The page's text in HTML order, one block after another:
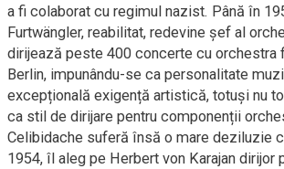
a fi colaborat cu regimul nazist. Până în
Furtwängler, reabilitat, redevine șef al
dirijează peste 400 concerte cu orchestra
Berlin, impunându-se ca personalitate
excepțională exigență artistică, totuși nu
ca stil de dirijare pentru componenții
Celibidache suferă însă o mare deziluzie
1954, îl aleg pe Herbert von Karajan dirijor